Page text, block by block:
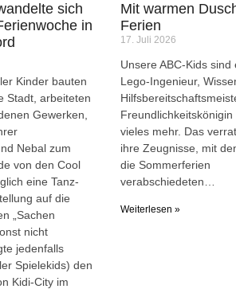
sich
in
Kinder bauten
Stadt, arbeiteten
Gewerken,
Nebal zum
von den Cool
eine Tanz-
auf die
„Sachen
nicht
jedenfalls
Spielekids) den
Kidi-City im
Mit warmen
Ferien
17. Juli 2026
Unsere ABC-Kids sind
Lego-Ingenieur,
Freundlichkeitskönigin
vieles mehr. Das
ihre Zeugnisse, mit
die Sommerferien
verabschiedeten…
Weiterlesen »